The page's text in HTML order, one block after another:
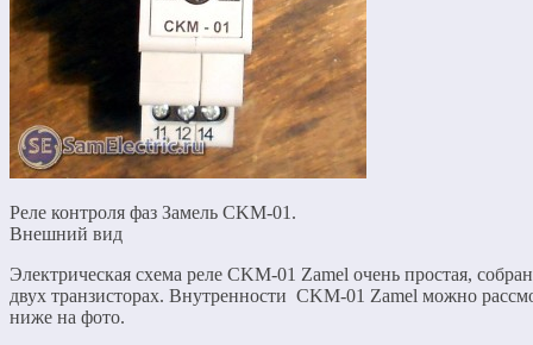
Реле контроля фаз Замель CKM-01.
Внешний вид
Электрическая схема реле CKM-01 Zamel очень простая,
двух транзисторах. Внутренности CKM-01 Zamel можно
ниже на фото.